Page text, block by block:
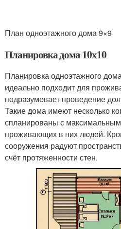
План одноэтажного дома 9×9
Планировка дома 10х10
Планировка одноэтажного
идеально подходит для
подразумевает проведение
Такие дома имеют несколько
спланированы с
проживающих в них людей.
сооружения радуют
счёт протяженности стен.